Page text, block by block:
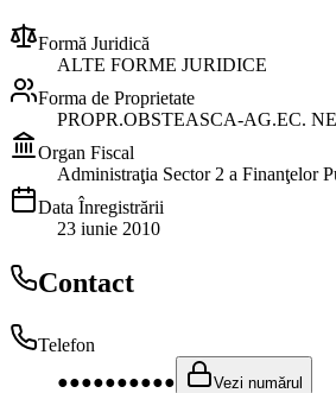
Formă Juridică
ALTE FORME JURIDICE
Forma de Proprietate
PROPR.OBSTEASCA-AG.EC.
Organ Fiscal
Administraţia Sector 2 a Finanţelor
Data Înregistrării
23 iunie 2010
Contact
Telefon
●●●●●●●●●●
Vezi numărul